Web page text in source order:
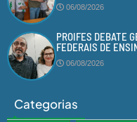
06/08/2026
PROIFES DEBATE
FEDERAIS DE
06/08/2026
Categorias